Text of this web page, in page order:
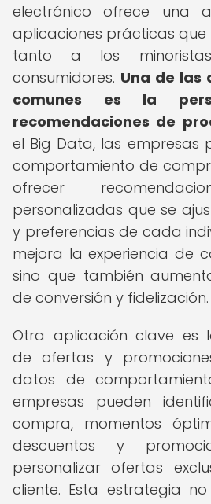
electrónico ofrece una
aplicaciones prácticas
tanto a los
consumidores. Una de las
comunes es la
recomendaciones de
el Big Data, las empresas
comportamiento de
ofrecer
personalizadas que se
y preferencias de cada
mejora la experiencia de
sino que también
de conversión y fidelización.
Otra aplicación clave es
de ofertas y
datos de
empresas pueden
compra, momentos
descuentos y
personalizar ofertas
cliente. Esta estrategia